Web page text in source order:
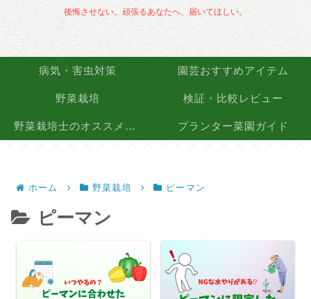
後悔させない。頑張るあなたへ、届いてほしい。
病気・害虫対策 園芸おすすめアイテム
野菜栽培 検証・比較レビュー
野菜栽培士のオススメ品種 プランター菜園ガイド
ホーム 野菜栽培 ピーマン
ピーマン